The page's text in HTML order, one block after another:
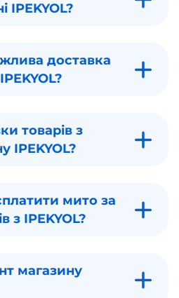
IPEKYOL?
доставка
товарів з
IPEKYOL?
мито за
з IPEKYOL?
магазину